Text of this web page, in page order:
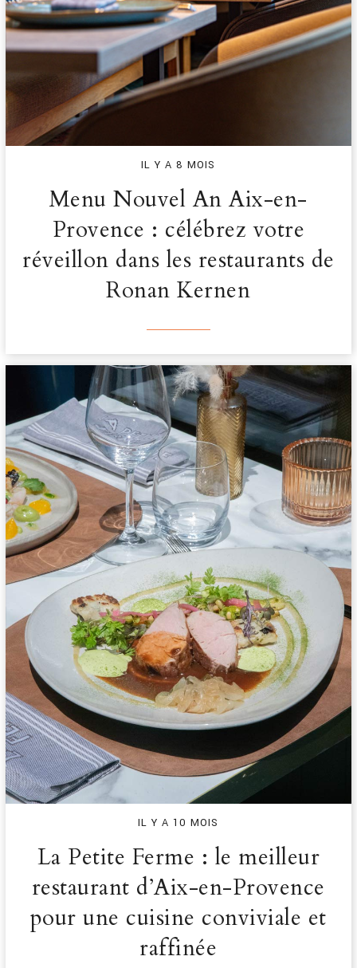
IL Y A 8 MOIS
Menu Nouvel An Aix-en-
Provence : célébrez votre
réveillon dans les restaurants de
Ronan Kernen
IL Y A 10 MOIS
La Petite Ferme : le meilleur
restaurant d’Aix-en-Provence
pour une cuisine conviviale et
raffinée